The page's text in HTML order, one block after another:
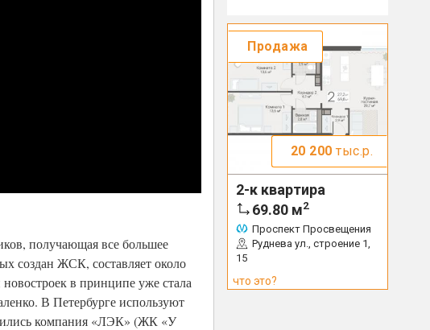
получающая все большее
создан ЖСК, составляет около
в принципе уже стала
В Петербурге используют
компания «ЛЭК» (ЖК «У
Продажа
20 200 тыс.р.
2-к квартира
69.80 м2
Проспект Просвещения
Руднева ул., строение 1,
15
что это?